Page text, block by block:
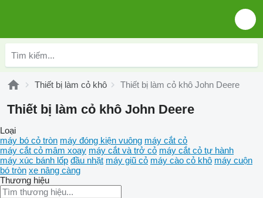
Thiết bị làm cỏ khô Thiết bị làm cỏ khô John Deere
Thiết bị làm cỏ khô John Deere
Loại
máy bó cỏ tròn máy đóng kiện vuông máy cắt cỏ
máy cắt cỏ mâm xoay máy cắt và trở cỏ máy cắt cỏ tự hành
máy xúc bánh lốp đầu nhặt máy giũ cỏ máy cào cỏ khô máy cuộn
bó tròn xe nâng càng
Thương hiệu